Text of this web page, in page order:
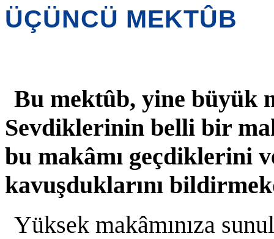
ÜÇÜNCÜ MEKTÛB
Bu mektûb, yine büyük
Sevdiklerinin belli bir
bu makâmı geçdiklerini
kavuşduklarını
Yüksek makâmınıza